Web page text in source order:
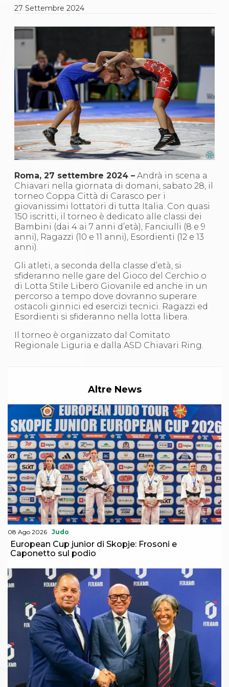
La disciplina
News
Gare e Risultati
Attività Didattica
Albi Federali
Karate
La disciplina
News
Gare e Risultati
Attività Didattica
Albi Federali
Arti marziali
Ju Jitsu
Sumo
Capoeira
Grappling
BJJ
Pancrazio/Pankration
S'istrumpa
Difesa Personale MGA
La disciplina
News
Merchandising
Mappa del sito
Cerca
News
Cookies Accept
Corsi Monotematici
Corsi FIJLKAM-FISDIR
Corsi Preparatore Fisico
Edutraining class - Didattica infantile
Corso dirigenti sportivi
Corso Direttore di Gara
Abilitazioni
Sportello Fiscale
News
Modulistica
FAQ
Quesiti fiscali
Sostenibilità
27Settembre2024
Roma, 27 settembre 2024 – Andrà in scena a
Chiavari nella giornata di domani, sabato 28, il
torneo Coppa Città di Carasco per i
giovanissimi lottatori di tutta Italia. Con quasi
150 iscritti, il torneo è dedicato alle classi dei
Bambini (dai 4 ai 7 anni d’età), Fanciulli (8 e 9
anni), Ragazzi (10 e 11 anni), Esordienti (12 e 13
anni).
Gli atleti, a seconda della classe d’età, si
sfideranno nelle gare del Gioco del Cerchio o
di Lotta Stile Libero Giovanile ed anche in un
percorso a tempo dove dovranno superare
ostacoli ginnici ed esercizi tecnici. Ragazzi ed
Esordienti si sfideranno nella lotta libera.
Il torneo è organizzato dal Comitato
Regionale Liguria e dalla ASD Chiavari Ring.
Altre News
08 Ago 2026 Judo
European Cup junior di Skopje: Frosoni e
Caponetto sul podio